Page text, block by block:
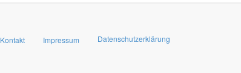
Datenschutzerklärung
Impressum
Kontakt